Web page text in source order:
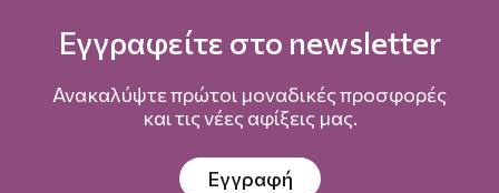
Εγγραφείτε στο newsletter
Ανακαλύψτε πρώτοι μοναδικές προσφορές
και τις νέες αφίξεις μας.
Εγγραφή